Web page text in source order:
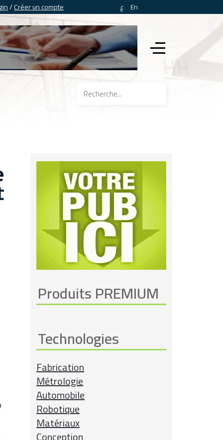
/Créer un compte En
Produits PREMIUM
Technologies
Fabrication
Métrologie
Automobile
Robotique
Matériaux